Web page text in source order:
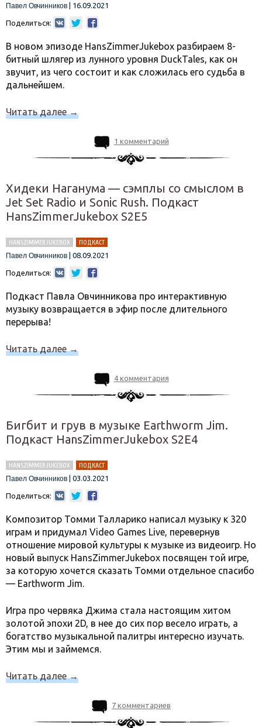
Павел Овчинников 16.09.2021
Поделиться:
В новом эпизоде HansZimmerJukebox разбираем 8-
битный шлягер из лунного уровня DuckTales, как он
звучит, из чего состоит и как сложилась его судьба в
дальнейшем.
Читать далее→
1 комментарий
Хидеки Наганума — сэмплы со смыслом в
Jet Set Radio и Sonic Rush. Подкаст
HansZimmerJukebox S2E5
HANSZIMMERJUKEBOX
ПОДКАСТ
Павел Овчинников
08.09.2021
Поделиться:
Подкаст Павла Овчинникова про интерактивную
музыку возвращается в эфир после длительного
перерыва!
Читать далее→
4 комментария
Бигбит и грув в музыке Earthworm Jim.
Подкаст HansZimmerJukebox S2E4
HANSZIMMERJUKEBOX
ПОДКАСТ
Павел Овчинников
03.03.2021
Поделиться:
Композитор Томми Талларико написал музыку к 320
играм и придумал Video Games Live, перевернув
отношение мировой культуры к музыке из видеоигр. Но
новый выпуск HansZimmerJukebox посвящен той игре,
за которую хочется сказать Томми отдельное спасибо
— Earthworm Jim.
Игра про червяка Джима стала настоящим хитом
золотой эпохи 2D, в нее до сих пор весело играть, а
богатство музыкальной палитры интересно изучать.
Этим мы и займемся.
Читать далее→
7 комментариев